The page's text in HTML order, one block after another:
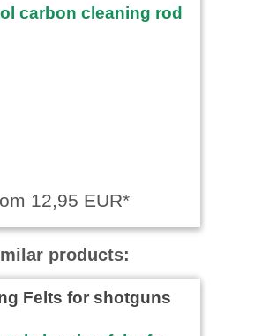
12,95 EUR*
products:
Felts for shotguns